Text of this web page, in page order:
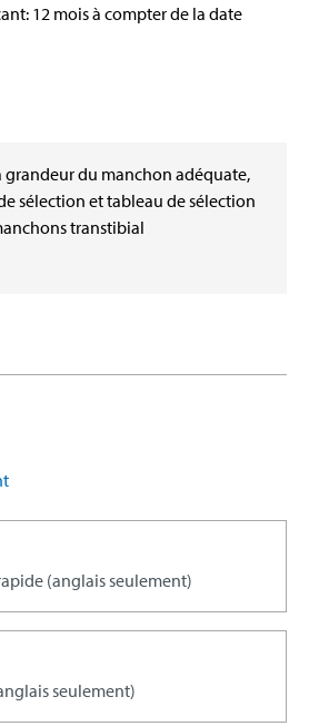
12 mois à compter de la date
grandeur du manchon adéquate,
sélection et tableau de sélection
transtibial
(anglais seulement)
seulement)